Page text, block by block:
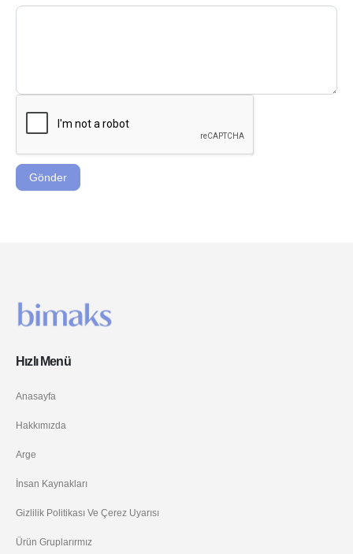
Gönder
Hızlı Menü
Anasayfa
Hakkımızda
Arge
İnsan Kaynakları
Gizlilik Politikası Ve Çerez Uyarısı
Ürün Gruplarırmız